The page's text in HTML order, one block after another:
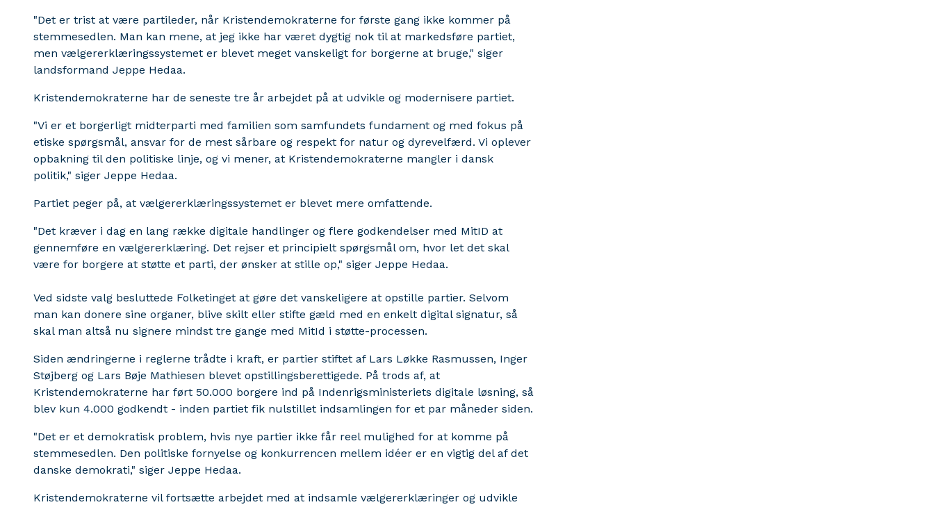
"Det er trist at være partileder, når Kristendemokraterne for første gang ikke kommer på
stemmesedlen. Man kan mene, at jeg ikke har været dygtig nok til at markedsføre partiet,
men vælgererklæringssystemet er blevet meget vanskeligt for borgerne at bruge," siger
landsformand Jeppe Hedaa.
Kristendemokraterne har de seneste tre år arbejdet på at udvikle og modernisere partiet.
"Vi er et borgerligt midterparti med familien som samfundets fundament og med fokus på
etiske spørgsmål, ansvar for de mest sårbare og respekt for natur og dyrevelfærd. Vi oplever
opbakning til den politiske linje, og vi mener, at Kristendemokraterne mangler i dansk
politik," siger Jeppe Hedaa.
Partiet peger på, at vælgererklæringssystemet er blevet mere omfattende.
"Det kræver i dag en lang række digitale handlinger og flere godkendelser med MitID at
gennemføre en vælgererklæring. Det rejser et principielt spørgsmål om, hvor let det skal
være for borgere at støtte et parti, der ønsker at stille op," siger Jeppe Hedaa.
Ved sidste valg besluttede Folketinget at gøre det vanskeligere at opstille partier. Selvom
man kan donere sine organer, blive skilt eller stifte gæld med en enkelt digital signatur, så
skal man altså nu signere mindst tre gange med MitId i støtte-processen.
Siden ændringerne i reglerne trådte i kraft, er partier stiftet af Lars Løkke Rasmussen, Inger
Støjberg og Lars Bøje Mathiesen blevet opstillingsberettigede. På trods af, at
Kristendemokraterne har ført 50.000 borgere ind på Indenrigsministeriets digitale løsning, så
blev kun 4.000 godkendt - inden partiet fik nulstillet indsamlingen for et par måneder siden.
"Det er et demokratisk problem, hvis nye partier ikke får reel mulighed for at komme på
stemmesedlen. Den politiske fornyelse og konkurrencen mellem idéer er en vigtig del af det
danske demokrati," siger Jeppe Hedaa.
Kristendemokraterne vil fortsætte arbejdet med at indsamle vælgererklæringer og udvikle